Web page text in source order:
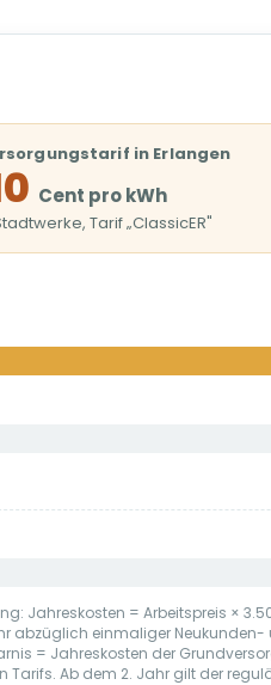
in Erlangen
Cent pro kWh
Tarif „ClassicER"
Jahreskosten = Arbeitspreis ×
abzüglich einmaliger
= Jahreskosten der
Tarifs. Ab dem 2. Jahr gilt der